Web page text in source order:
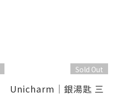
Sold Out
Unicharm｜銀湯匙 三